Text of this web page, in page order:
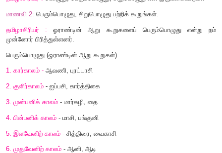
ஐவகை நிலங்கள்
குறிஞ்சிமலையும் மலைசார்ந்த இடமும்
முல்லை காடும் காடு சார்ந்த இடமும்